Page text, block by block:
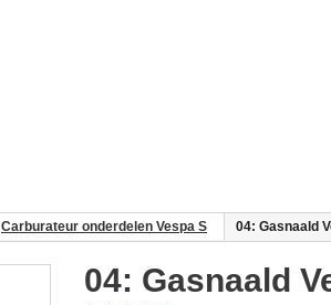
Carburateur onderdelen Vespa S 04: Gasnaald
04: Gasnaald